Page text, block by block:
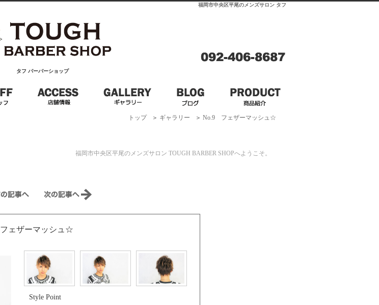
福岡市中央区平尾のメンズサロン タフ
タフ バーバーショップ
トップ ＞ ギャラリー ＞ No.9 フェザーマッシュ☆
福岡市中央区平尾のメンズサロン TOUGH BARBER SHOPへようこそ。
フェザーマッシュ☆
Style Point